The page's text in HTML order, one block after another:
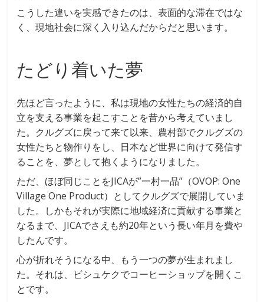
こうした違いを実感できたのは、表面的な滞在ではな
く、現地社会に深く入り込んだからだと思います。
たどり着いた夢
先ほど言ったように、私は現地の女性たちの経済的自
立を支える事業を起こすことを昔から考えていまし
た。クルグズに戻って来て以来、農村部でクルグズの
女性たちと物作りをし、日本など世界に向けて発信す
ることを、夢として抱くようになりました。
ただ、ほぼ同じことをJICAが”一村一品”（OVOP: One
Village One Product）としてクルグズで展開していま
した。しかもそれが実際に地域経済に貢献する事業と
なるまで、JICAでさえも約20年という長い年月を費や
したんです。
心が折れそうになる中、もう一つの夢が生まれまし
た。それは、ビシュケクでコーヒーショップを開くこ
とです。